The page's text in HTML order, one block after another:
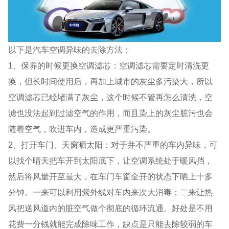
以下是汽车空调异味的去除方法：
1、保养的时候更换空调滤芯：空调滤芯需要定时清洗更
换，但长时间使用后，再加上城市的灰尘多污染大，所以
空调滤芯已经堵满了灰尘，这个时候不管再怎么清洗，空
滤也没法起到过滤空气的作用，而且染上的灰尘脏污也会
随着空气，吹进车内，造成更严重污染。
2、打开车门、天窗晒太阳：对于并不严重的车内异味，可
以找个晴天把车开到太阳底下，让空调系统处于暖风挡，
然后将风量开至最大，在车门车窗全开的状态下晒上十多
分钟。一来可以利用紫外线对车内来次大消毒；二来让热
风把送风道内的脏空气做个彻底的循环流通。好处是不用
花费一分钱就能完成除味工作，缺点是只能去除较弱的车